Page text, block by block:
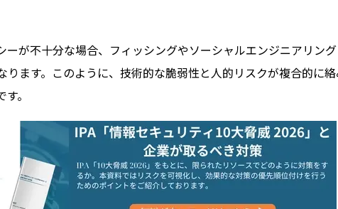
ーが不十分な場合、フィッシングやソーシャルエンジニアリング
ります。このように、技術的な脆弱性と人的リスクが複合的に
。